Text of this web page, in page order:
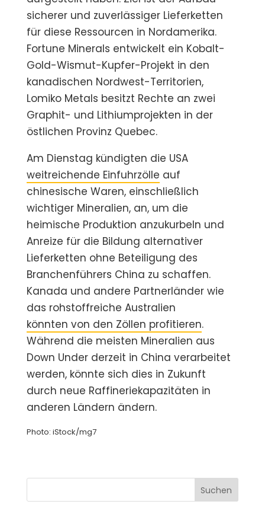
sicherer und zuverlässiger Lieferketten
für diese Ressourcen in Nordamerika.
Fortune Minerals entwickelt ein Kobalt-
Gold-Wismut-Kupfer-Projekt in den
kanadischen Nordwest-Territorien,
Lomiko Metals besitzt Rechte an zwei
Graphit- und Lithiumprojekten in der
östlichen Provinz Quebec.
Am Dienstag kündigten die USA
weitreichende Einfuhrzölle auf
chinesische Waren, einschließlich
wichtiger Mineralien, an, um die
heimische Produktion anzukurbeln und
Anreize für die Bildung alternativer
Lieferketten ohne Beteiligung des
Branchenführers China zu schaffen.
Kanada und andere Partnerländer wie
das rohstoffreiche Australien
könnten von den Zöllen profitieren.
Während die meisten Mineralien aus
Down Under derzeit in China verarbeitet
werden, könnte sich dies in Zukunft
durch neue Raffineriekapazitäten in
anderen Ländern ändern.
Photo: iStock/mg7
Suchen